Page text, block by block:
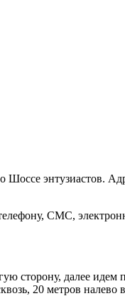
энтузиастов.
СМС,
сторону, далее идем
20 метров налево